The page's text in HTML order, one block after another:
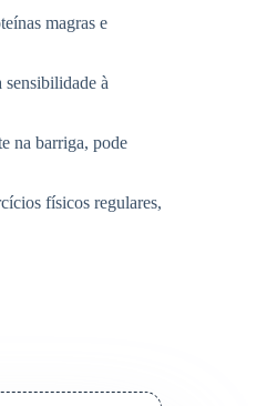
magras e
sensibilidade à
na barriga, pode
físicos regulares,